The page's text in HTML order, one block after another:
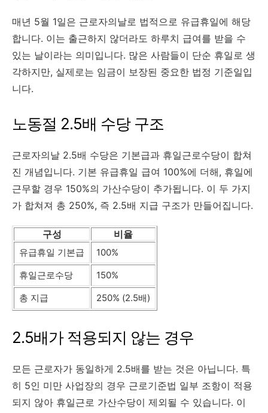
매년 5월 1일은 근로자의날로 법적으로 유급휴일에 해당
합니다. 이는 출근하지 않더라도 하루치 급여를 받을 수
있는 날이라는 의미입니다. 많은 사람들이 단순 휴일로 생
각하지만, 실제로는 임금이 보장된 중요한 법정 기준일입
니다.
노동절 2.5배 수당 구조
근로자의날 2.5배 수당은 기본급과 휴일근로수당이 합쳐
진 개념입니다. 기본 유급휴일 급여 100%에 더해, 휴일에
근무할 경우 150%의 가산수당이 추가됩니다. 이 두 가지
가 합쳐져 총 250%, 즉 2.5배 지급 구조가 만들어집니다.
구성 비율
유급휴일 기본급
100%
휴일근로수당
150%
총 지급
250% (2.5배)
2.5배가 적용되지 않는 경우
모든 근로자가 동일하게 2.5배를 받는 것은 아닙니다. 특
히 5인 미만 사업장의 경우 근로기준법 일부 조항이 적용
되지 않아 휴일근로 가산수당이 제외될 수 있습니다. 이